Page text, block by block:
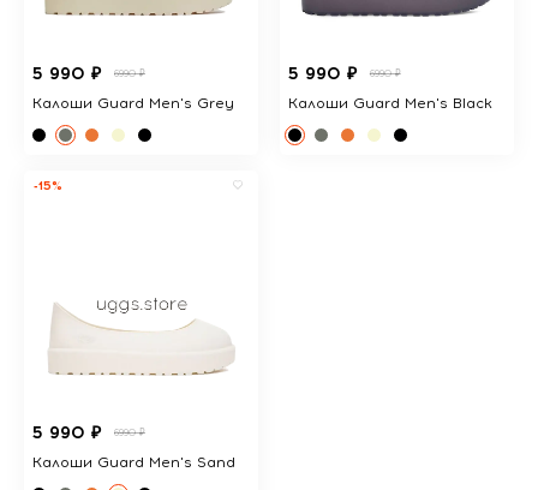
5 990 ₽ 6990 ₽
Калоши Guard Men's Grey
5 990 ₽ 6990 ₽
Калоши Guard Men's Black
-15%
5 990 ₽ 6990 ₽
Калоши Guard Men's Sand